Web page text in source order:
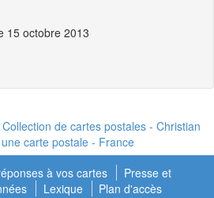
15 octobre 2013
de cartes postales - Christian
carte postale - France
à vos cartes
Presse et
Lexique Plan d'accès